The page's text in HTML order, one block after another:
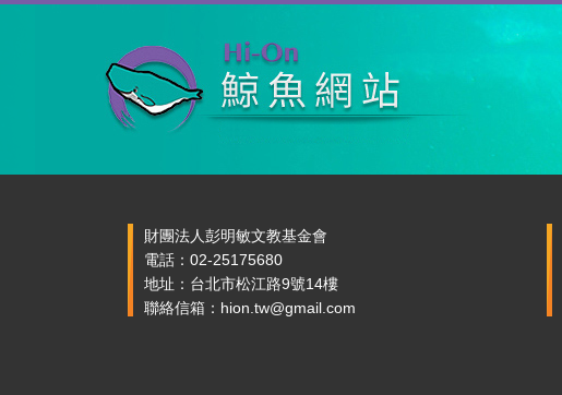
財團法人彭明敏文教基金會
電話：02-25175680
地址：台北市松江路9號14樓
聯絡信箱：hion.tw@gmail.com